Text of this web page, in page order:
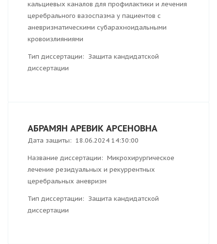
кальциевых каналов для профилактики и лечения
церебрального вазоспазма у пациентов с
аневризматическими субарахноидальными
кровоизлияниями
Тип диссертации: Защита кандидатской
диссертации
АБРАМЯН АРЕВИК АРСЕНОВНА
Дата защиты: 18.06.2024 14:30:00
Название диссертации: Микрохирургическое
лечение резидуальных и рекуррентных
церебральных аневризм
Тип диссертации: Защита кандидатской
диссертации